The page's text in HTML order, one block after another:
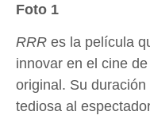
Foto 1
RRR es la película
innovar en el cine
original. Su
tediosa al